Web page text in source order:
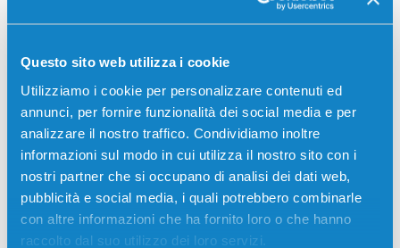
Questo sito web utilizza i cookie
Utilizziamo i cookie per personalizzare contenuti ed
annunci, per fornire funzionalità dei social media e per
analizzare il nostro traffico. Condividiamo inoltre
informazioni sul modo in cui utilizza il nostro sito con i
nostri partner che si occupano di analisi dei dati web,
pubblicità e social media, i quali potrebbero combinarle
con altre informazioni che ha fornito loro o che hanno
raccolto dal suo utilizzo dei loro servizi.
giorni ore min
14
sec
Più acquisti, più risparmi:
Visita la pagina prodotto per
-5%